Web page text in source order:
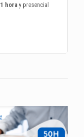
1 hora y presencial